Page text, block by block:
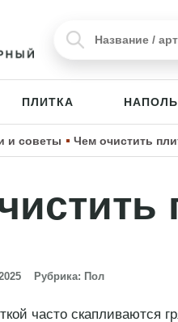
ПЛИТКА
и советы Чем очистить
Рубрика: Пол
часто скапливаются